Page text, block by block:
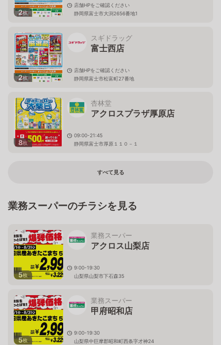
2枚
店舗HPをご確認ください
静岡県富士市大渕2656番地1
2枚
スギドラッグ
富士西店
店舗HPをご確認ください
静岡県富士市松富町27番地
8枚
杏林堂
アクロスプラザ厚原店
09:00-21:45
静岡県富士市厚原１１０－１
すべて見る
業務スーパーのチラシを見る
5枚
業務スーパー
アクロス山梨店
9:00-19:30
山梨県山梨市下石森35
5枚
業務スーパー
甲府昭和店
9:00-19:30
山梨県中巨摩郡昭和町西条字才神24